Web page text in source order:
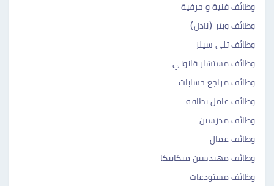
وظائف فنية و حرفية
وظائف ويتر (نادل)
وظائف تلى سيلز
وظائف مستشار قانوني
وظائف مراجع حسابات
وظائف عامل نظافة
وظائف مدرسين
وظائف عمال
وظائف مهندسين ميكانيكا
وظائف مستودعات